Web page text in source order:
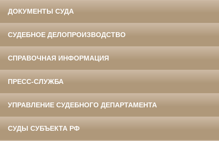
ДОКУМЕНТЫ СУДА
СУДЕБНОЕ ДЕЛОПРОИЗВОДСТВО
СПРАВОЧНАЯ ИНФОРМАЦИЯ
ПРЕСС-СЛУЖБА
УПРАВЛЕНИЕ СУДЕБНОГО ДЕПАРТАМЕНТА
СУДЫ СУБЪЕКТА РФ